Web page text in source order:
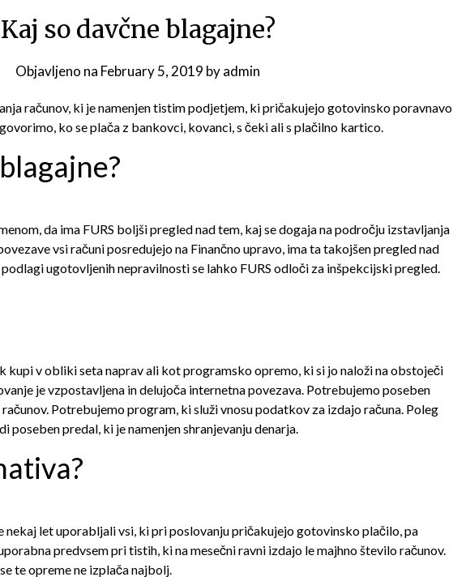
Kaj so davčne blagajne?
Objavljeno na February 5, 2019 byadmin
računov, ki je namenjen tistim podjetjem, ki pričakujejo gotovinsko poravnavo
ko se plača z bankovci, kovanci, s čeki ali s plačilno kartico.
da ima FURS boljši pregled nad tem, kaj se dogaja na področju izstavljanja
vsi računi posredujejo na Finančno upravo, ima ta takojšen pregled nad
ugotovljenih nepravilnosti se lahko FURS odloči za inšpekcijski pregled.
kupi v obliki seta naprav ali kot programsko opremo, ki si jo naloži na obstoječi
je vzpostavljena in delujoča internetna povezava. Potrebujemo poseben
Potrebujemo program, ki služi vnosu podatkov za izdajo računa. Poleg
poseben predal, ki je namenjen shranjevanju denarja.
nekaj let uporabljali vsi, ki pri poslovanju pričakujejo gotovinsko plačilo, pa
predvsem pri tistih, ki na mesečni ravni izdajo le majhno število računov.
te opreme ne izplača najbolj.